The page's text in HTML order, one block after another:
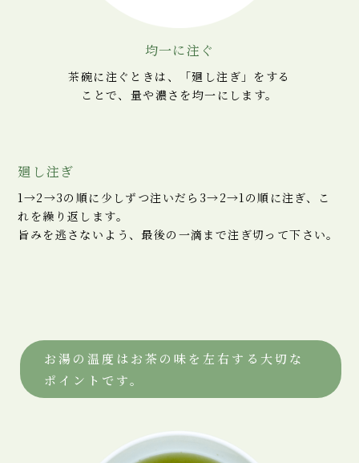
均一に注ぐ
茶碗に注ぐときは、
「廻し注ぎ」をする
ことで、量や濃さを均一にします。
廻し注ぎ
1→2→3の順に少しずつ注いだら3→2→1の順に注ぎ、こ
れを繰り返します。
旨みを逃さないよう、最後の一滴まで注ぎ切って下さい。
お湯の温度はお茶の味を左右する大切な
ポイントです。